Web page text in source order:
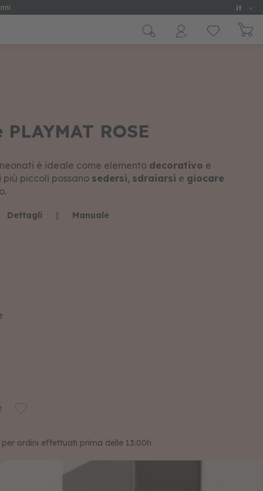
Lingua
it
ROSE
è ideale come elemento decorativo e
piccoli possano sedersi, sdraiarsi e giocare
Dettagli | Manuale
ordini effettuati prima delle 13:00h